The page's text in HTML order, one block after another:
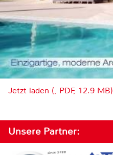
Jetzt laden (, PDF, 12.9 MB)
Unsere Partner: